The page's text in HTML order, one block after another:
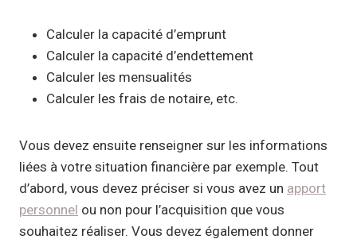
Calculer la capacité d’emprunt
Calculer la capacité d’endettement
Calculer les mensualités
Calculer les frais de notaire, etc.
Vous devez ensuite renseigner sur les informations
liées à votre situation financière par exemple. Tout
d’abord, vous devez préciser si vous avez un apport
personnel ou non pour l’acquisition que vous
souhaitez réaliser. Vous devez également donner